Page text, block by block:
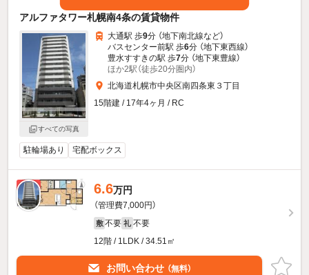
アルファタワー札幌南4条の賃貸物件
すべての写真
大通駅 歩9分 （地下南北線など）
バスセンター前駅 歩6分 （地下東西線）
豊水すすきの駅 歩7分 （地下東豊線）
ほか2駅（徒歩20分圏内）
北海道札幌市中央区南四条東３丁目
15階建 / 17年4ヶ月 / RC
駐輪場あり 宅配ボックス
新着 6.6万円
（管理費7,000円）
敷 不要 礼 不要
12階 / 1LDK / 34.51㎡
お問い合わせ （無料）